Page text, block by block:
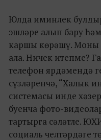
Юлда иминлек
эшләре алып бару
каршы көрәшү. Моны
ала. Ничек итепме?
телефон ярдәмендә
сүзләренчә, “Халык
системасы инде
буенча фото-
тартырга сәләтле.
социаль челтәрдәге